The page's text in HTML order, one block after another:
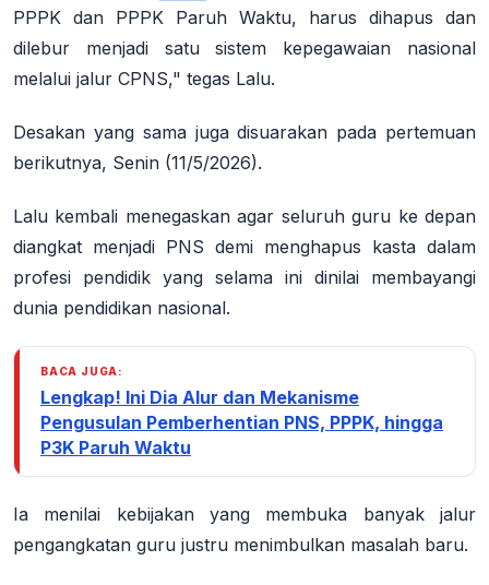
PPPK dan PPPK Paruh Waktu, harus dihapus dan
dilebur menjadi satu sistem kepegawaian nasional
melalui jalur CPNS," tegas Lalu.
Desakan yang sama juga disuarakan pada pertemuan
berikutnya, Senin (11/5/2026).
Lalu kembali menegaskan agar seluruh guru ke depan
diangkat menjadi PNS demi menghapus kasta dalam
profesi pendidik yang selama ini dinilai membayangi
dunia pendidikan nasional.
BACA JUGA:
Lengkap! Ini Dia Alur dan Mekanisme
Pengusulan Pemberhentian PNS, PPPK, hingga
P3K Paruh Waktu
Ia menilai kebijakan yang membuka banyak jalur
pengangkatan guru justru menimbulkan masalah baru.